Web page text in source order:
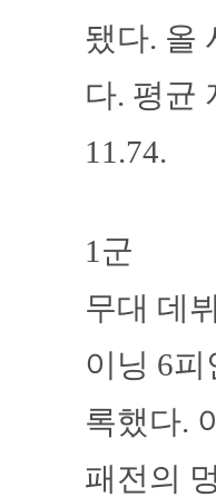
됐다. 올
다. 평균
11.74.
1군
무대 데
이닝 6
록했다.
패전의